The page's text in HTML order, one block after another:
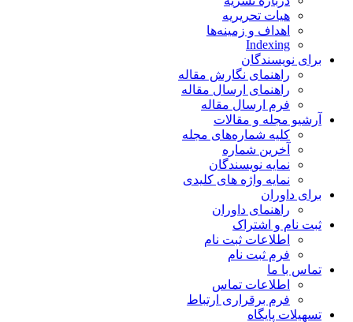
هیات تحریریه
اهداف و زمینه‌ها
Indexing
برای نویسندگان
راهنمای نگارش مقاله
راهنمای ارسال مقاله
فرم ارسال مقاله
آرشیو مجله و مقالات
کلیه شماره‌های مجله
آخرین شماره
نمایه نویسندگان
نمایه واژه های کلیدی
برای داوران
راهنمای داوران
ثبت نام و اشتراک
اطلاعات ثبت نام
فرم ثبت نام
تماس با ما
اطلاعات تماس
فرم برقراری ارتباط
تسهیلات پایگاه